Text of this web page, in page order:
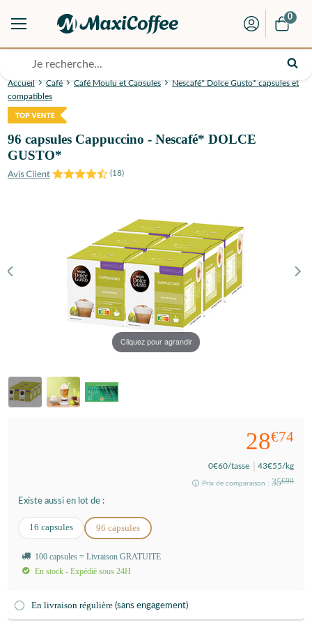
0
Accueil Café Café Moulu et Capsules
Nescafé* Dolce Gusto* capsules et
compatibles
96 capsules Cappuccino - Nescafé* DOLCE
GUSTO*
(18)
Cliquez pour agrandir
28€74
0€60/tasse 43€55/kg
Prix de comparaison : 35€90
Existe aussi en lot de :
16 capsules 96 capsules
100 capsules = Livraison GRATUITE
En stock - Expédié sous 24H
En livraison régulière (sans engagement)